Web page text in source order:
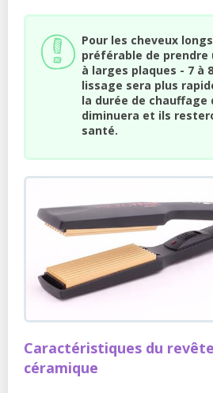
Pour les cheveux
préférable de prendre
à larges plaques - 7 à
lissage sera plus
la durée de chauffage
diminuera et ils
santé.
Caractéristiques du
céramique